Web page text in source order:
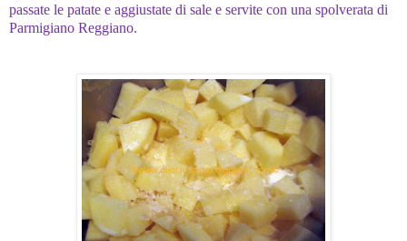
passate le patate e aggiustate di sale e servite con una spolverata di
Parmigiano Reggiano.